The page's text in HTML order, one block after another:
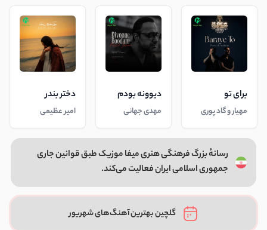
برای تو
مهیار و گاد پوری
دیوونه بودم
مهدی جهانی
دختر بندر
امیر عظیمی
رسانهٔ بزرگ فرهنگی هنری میفا موزیک طبق قوانین جاری
جمهوری اسلامی ایران فعالیت می‌کند.
گلچین بهترین آهنگ‌های شهریور